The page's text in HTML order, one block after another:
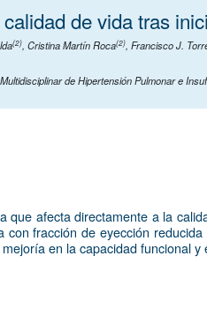
de vida tras
(2),Cristina Martín Roca(2),Francisco J.
de Hipertensión Pulmonar e
afecta directamente a la
fracción de eyección
en la capacidad funcional